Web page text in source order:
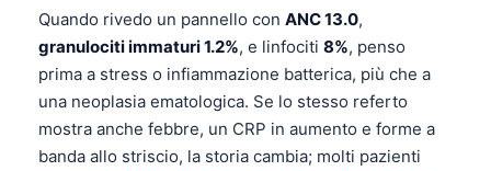
Quando rivedo un pannello con ANC 13.0,
granulociti immaturi 1.2%, e linfociti 8%, penso
prima a stress o infiammazione batterica, più che a
una neoplasia ematologica. Se lo stesso referto
mostra anche febbre, un CRP in aumento e forme a
banda allo striscio, la storia cambia; molti pazienti